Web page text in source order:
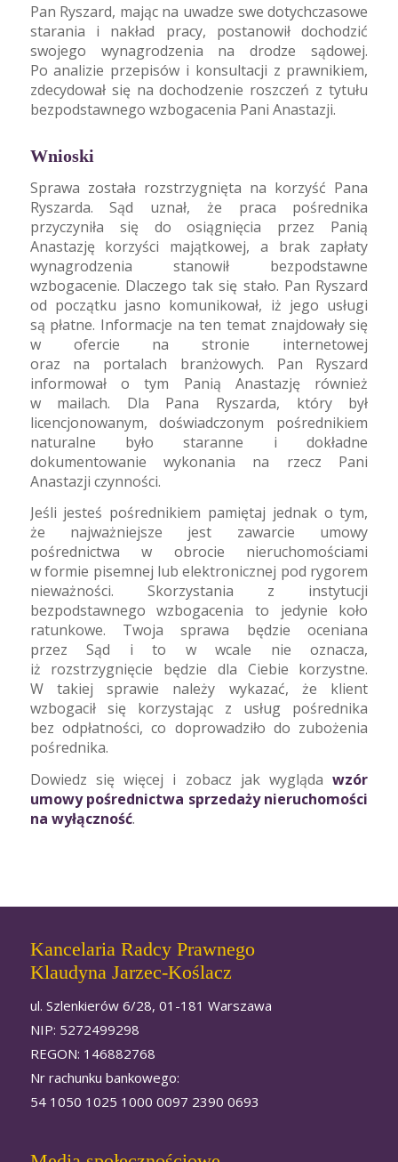
Pan Ryszard, mając na uwadze swe dotychczasowe
starania i nakład pracy, postanowił dochodzić
swojego wynagrodzenia na drodze sądowej.
Po analizie przepisów i konsultacji z prawnikiem,
zdecydował się na dochodzenie roszczeń z tytułu
bezpodstawnego wzbogacenia Pani Anastazji.
Wnioski
Sprawa została rozstrzygnięta na korzyść Pana
Ryszarda. Sąd uznał, że praca pośrednika
przyczyniła się do osiągnięcia przez Panią
Anastazję korzyści majątkowej, a brak zapłaty
wynagrodzenia stanowił bezpodstawne
wzbogacenie. Dlaczego tak się stało. Pan Ryszard
od początku jasno komunikował, iż jego usługi
są płatne. Informacje na ten temat znajdowały się
w ofercie na stronie internetowej
oraz na portalach branżowych. Pan Ryszard
informował o tym Panią Anastazję również
w mailach. Dla Pana Ryszarda, który był
licencjonowanym, doświadczonym pośrednikiem
naturalne było staranne i dokładne
dokumentowanie wykonania na rzecz Pani
Anastazji czynności.
Jeśli jesteś pośrednikiem pamiętaj jednak o tym,
że najważniejsze jest zawarcie umowy
pośrednictwa w obrocie nieruchomościami
w formie pisemnej lub elektronicznej pod rygorem
nieważności. Skorzystania z instytucji
bezpodstawnego wzbogacenia to jedynie koło
ratunkowe. Twoja sprawa będzie oceniana
przez Sąd i to w wcale nie oznacza,
iż rozstrzygnięcie będzie dla Ciebie korzystne.
W takiej sprawie należy wykazać, że klient
wzbogacił się korzystając z usług pośrednika
bez odpłatności, co doprowadziło do zubożenia
pośrednika.
Dowiedz się więcej i zobacz jak wyglądawzór
umowy pośrednictwa sprzedaży nieruchomości
na wyłączność.
Kancelaria Radcy Prawnego
Klaudyna Jarzec-Koślacz
ul. Szlenkierów 6/28, 01-181 Warszawa
NIP: 5272499298
REGON: 146882768
Nr rachunku bankowego:
54 1050 1025 1000 0097 2390 0693